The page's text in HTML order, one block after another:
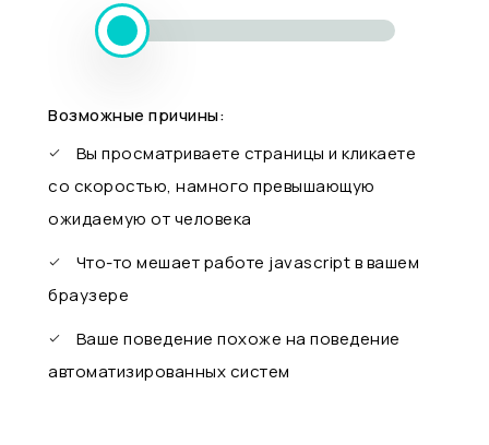
Возможные причины:
Вы просматриваете страницы и кликаете
со скоростью, намного превышающую
ожидаемую от человека
Что-то мешает работе javascript в вашем
браузере
Ваше поведение похоже на поведение
автоматизированных систем